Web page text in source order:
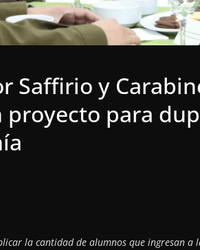
Saffirio y
proyecto para
la cantidad de alumnos que ingresan a